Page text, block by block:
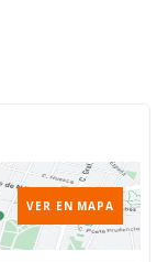
VER EN MAPA